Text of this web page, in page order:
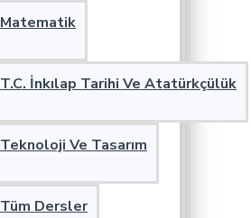
Matematik
T.C. İnkılap Tarihi Ve Atatürkçülük
Teknoloji Ve Tasarım
Tüm Dersler